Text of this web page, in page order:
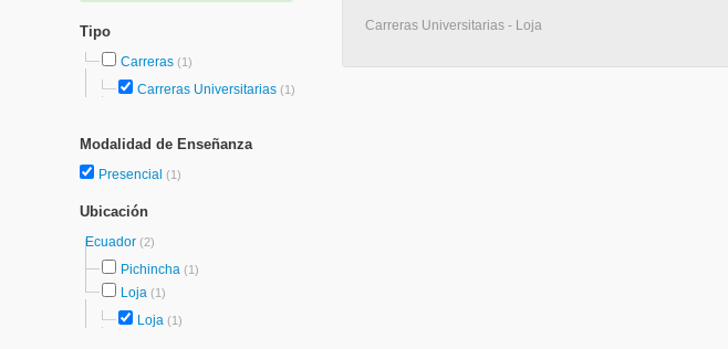
Tipo
Carreras (1)
Carreras Universitarias (1)
Modalidad de Enseñanza
Presencial (1)
Ubicación
Ecuador (2)
Pichincha (1)
Loja (1)
Loja (1)
Carreras Universitarias - Loja